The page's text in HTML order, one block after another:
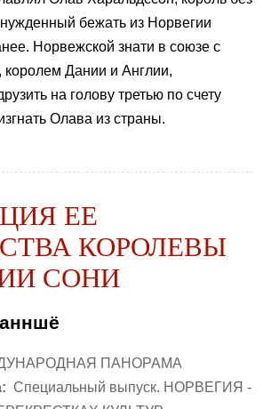
бежать из Норвегии
Норвежской знати в союзе с
королем Дании и Англии,
на голову третью по счету
Олава из страны.
ЕЕ
КОРОЛЕВЫ
СОНИ
ПАНОРАМА
Специальный выпуск. НОРВЕГИЯ -